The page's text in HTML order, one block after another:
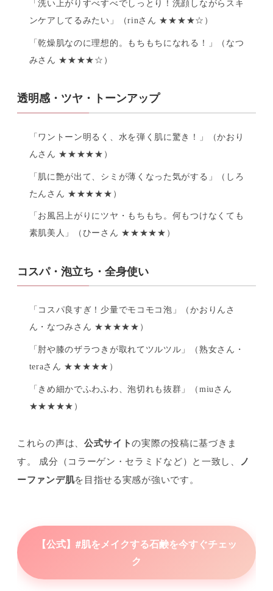
「洗い上がりすべすべでしっとり！洗顔しながらスキ
ンケアしてるみたい」（rinさん ★★★★☆）
「乾燥肌なのに理想的。もちもちになれる！」（なつ
みさん ★★★★☆）
透明感・ツヤ・トーンアップ
「ワントーン明るく、水を弾く肌に驚き！」（かおり
んさん ★★★★★）
「肌に艶が出て、シミが薄くなった気がする」（しろ
たんさん ★★★★★）
「お風呂上がりにツヤ・もちもち。何もつけなくても
素肌美人」（ひーさん ★★★★★）
コスパ・泡立ち・全身使い
「コスパ良すぎ！少量でモコモコ泡」（かおりんさ
ん・なつみさん ★★★★★）
「肘や膝のザラつきが取れてツルツル」（熟女さん・
teraさん ★★★★★）
「きめ細かでふわふわ、泡切れも抜群」（miuさん
★★★★★）
これらの声は、 公式サイトの実際の投稿に基づきま
す。 成分（コラーゲン・セラミドなど）と一致し、
ノ
ーファンデ肌を目指せる実感が強いです。
【公式】#肌をメイクする石鹸を今すぐチェッ
ク